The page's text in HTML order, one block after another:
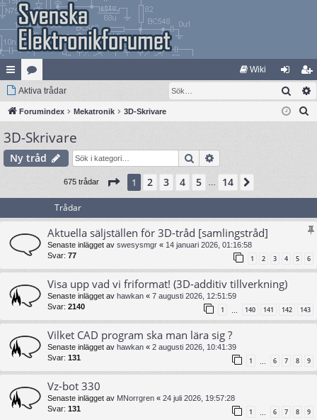
na
bb
lä
nk
at
eg
ori
er
Wiki
og
ga
li
m
Aktiva trådar Sök
Forumindex Mekatronik 3D-Skrivare
3D-Skrivare
Ny tråd Sök
675 trådar Sida 1av14
1 2 3 4 5 14
Trådar
Aktuella säljställen för 3D-tråd [samlingstråd]
Senaste inlägget av swesysmgr « 14 januari 2026, 01:16:58
Svar: 77 1 2 3 4 5 6
Visa upp vad vi friformat! (3D-additiv tillverkning)
Senaste inlägget av hawkan « 7 augusti 2026, 12:51:59
Svar: 2140 1 … 140 141 142 143
Vilket CAD program ska man lära sig ?
Senaste inlägget av hawkan « 2 augusti 2026, 10:41:39
Svar: 131 1 … 6 7 8 9
Vz-bot 330
Senaste inlägget av MNorrgren « 24 juli 2026, 19:57:28
Svar: 131 1 … 6 7 8 9